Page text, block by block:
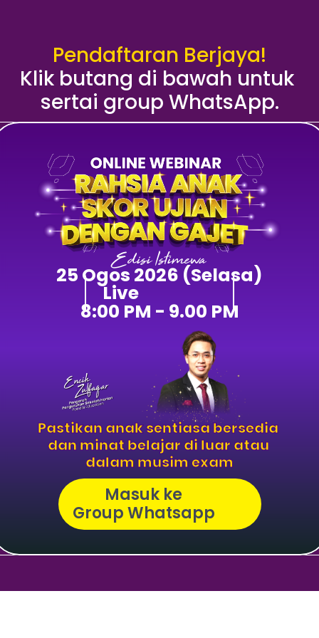
Pendaftaran Berjaya!
Klik butang di bawah untuk
sertai group WhatsApp.
Edisi Istimewa
25 Ogos 2026 (Selasa)
Live
8:00 PM - 9.00 PM
Pastikan anak sentiasa bersedia
dan minat belajar di luar atau
dalam musim exam
Masuk ke
Group Whatsapp